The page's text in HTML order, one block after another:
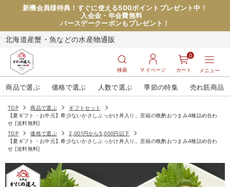
新機会員様特典！すぐに使える500ポイントプレゼント中！
入会金・年会費無料
バースデークーポンもプレゼント！
北海道産蟹・魚などの水産物通販
検索 マイページ カート
0
メニュー
商品で選ぶ 価格で選ぶ 人数で選ぶ 季節の特集 売れ筋商品
TOP 商品で選ぶ
ギフトセット
【夏ギフト・お中元】希少ないかさしぶっかけ丼入り。至福の晩酌おつまみ4種詰め合わ
せ [送料無料]
TOP
価格で選ぶ
2,001円から5,000円以下
【夏ギフト・お中元】希少ないかさしぶっかけ丼入り。至福の晩酌おつまみ4種詰め合わ
せ [送料無料]